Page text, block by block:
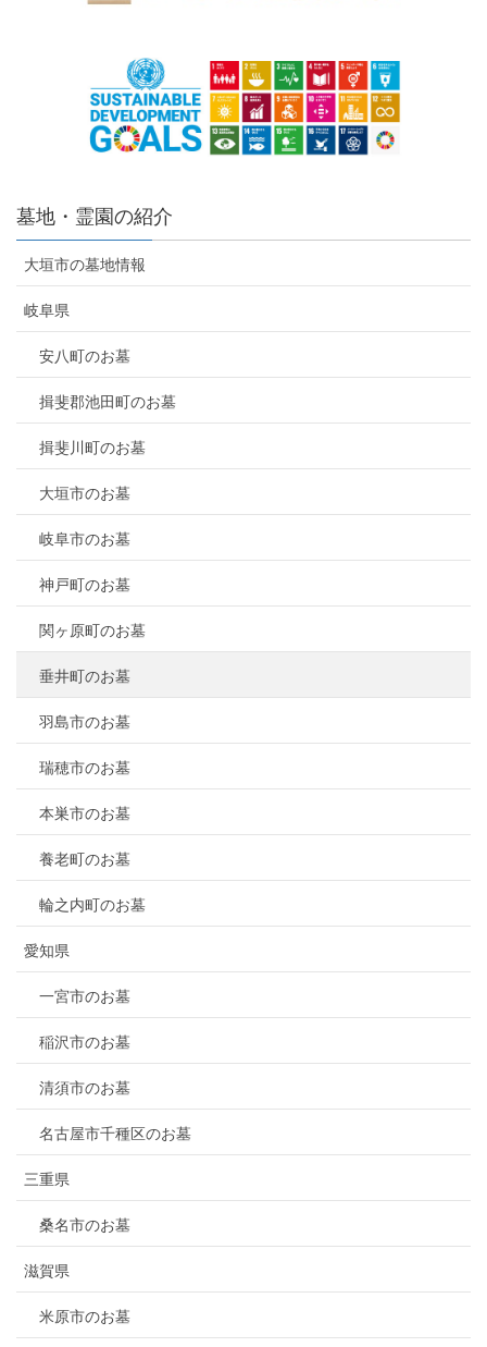
墓地・霊園の紹介
大垣市の墓地情報
岐阜県
安八町のお墓
揖斐郡池田町のお墓
揖斐川町のお墓
大垣市のお墓
岐阜市のお墓
神戸町のお墓
関ヶ原町のお墓
垂井町のお墓
羽島市のお墓
瑞穂市のお墓
本巣市のお墓
養老町のお墓
輪之内町のお墓
愛知県
一宮市のお墓
稲沢市のお墓
清須市のお墓
名古屋市千種区のお墓
三重県
桑名市のお墓
滋賀県
米原市のお墓